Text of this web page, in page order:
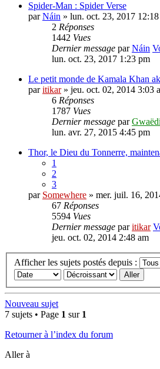
Spider-Man : Spider Verse
parNáin » lun. oct. 23, 2017
2 Réponses
1442 Vues
Dernier message parNáin
lun. oct. 23, 2017 1:23 pm
Le petit monde de Kamala Khan
paritikar» jeu. oct. 02, 2014 3:03
6 Réponses
1787 Vues
Dernier message par
lun. avr. 27, 2015 4:45 pm
Thor, le Dieu du Tonnerre,
1
2
3
par Somewhere » mer. juil. 16,
67 Réponses
5594 Vues
Dernier message paritikar
jeu. oct. 02, 2014 2:48 am
Afficher les sujets postés depuis :
Nouveau sujet
7 sujets • Page 1 sur 1
Retourner à l’index du forum
Aller à